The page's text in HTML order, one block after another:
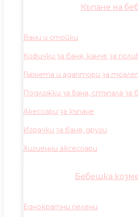
Къпане на
Вани и стойки
Кофички за баня, канче за
Гърнета и адаптори за
Подложки за вана, стъпала за
Акесоари за къпане
Играчки за баня, други
Хигиенни аксесоари
Бебешка
Еднократни пелени